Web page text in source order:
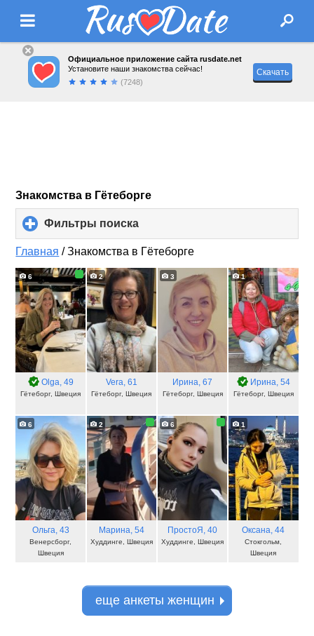
Официальное приложение сайта rusdate.net
Установите наши знакомства сейчас!
(7248)
Скачать
Знакомства в Гётеборге
Фильтры поиска
to
expand
contents
Главная /Знакомства в Гётеборге
6
Olga, 49
Гётеборг, Швеция
2
Vera, 61
Гётеборг, Швеция
3
Ирина, 67
Гётеборг, Швеция
1
Ирина, 54
Гётеборг, Швеция
6
Ольга, 43
Венерсборг,
Швеция
2
Марина, 54
Худдинге, Швеция
6
ПростоЯ , 40
Худдинге, Швеция
1
Оксана, 44
Стокгольм,
Швеция
еще анкеты женщин